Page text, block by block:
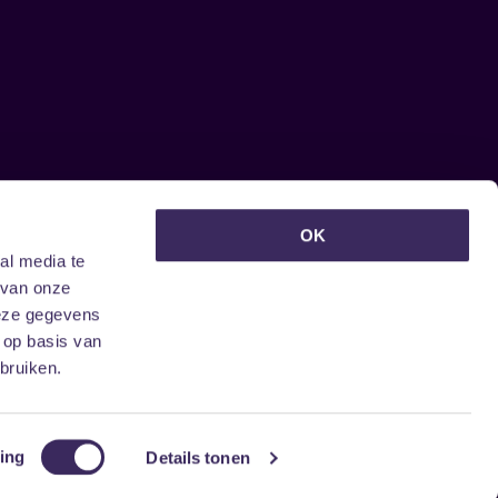
media te
onze
gegevens
basis van
Details tonen
OK
ontvangen?